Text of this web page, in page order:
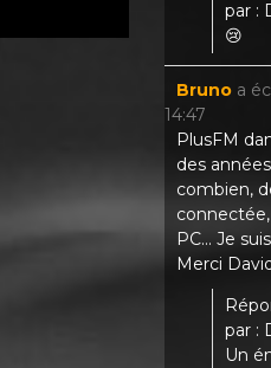
par :
😢
Bruno a
14:47
PlusFM
des
combien,
PC... Je
Merci
par :
Un